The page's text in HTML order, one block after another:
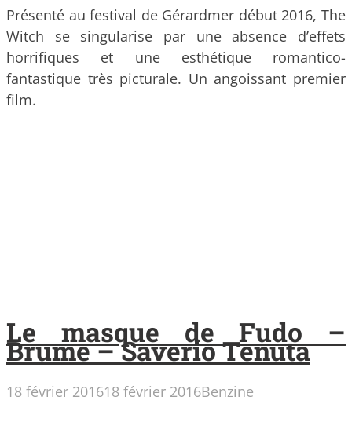
Présenté au festival de Gérardmer début 2016, The
Witch se singularise par une absence d’effets
horrifiques et une esthétique romantico-
fantastique très picturale. Un angoissant premier
film.
Le masque de Fudo –
Brume – Saverio Tenuta
18 février 201618 février 2016Benzine